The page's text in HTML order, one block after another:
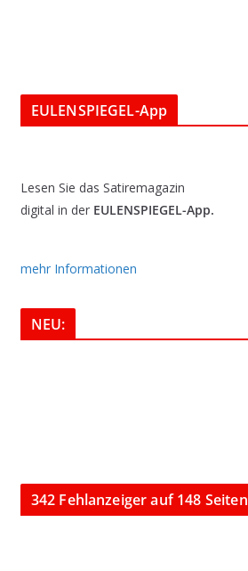
EULENSPIEGEL-App
Lesen Sie das Satiremagazin
digital in der EULENSPIEGEL-App.
mehr Informationen
NEU:
342 Fehlanzeiger auf 148 Seiten